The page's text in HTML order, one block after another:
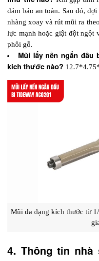
đảm bảo an toàn. Sau đó,
nhàng xoay và rút mũi ra
lực mạnh hoặc giật đột ngột
phôi gỗ.
Mũi lấy nền ngắn đầu
kich thước nào?
Mũi đa dạng kích thước từ
4. Thông tin nhà